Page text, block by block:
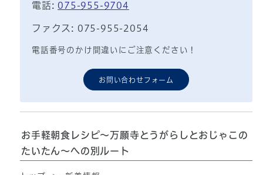
電話: 075-955-9704
ファクス: 075-955-2054
電話番号のかけ間違いにご注意ください！
お問い合わせフォーム
お手軽朝食レシピ～万願寺とうがらしとおじゃこの
たいたん～への別ルート